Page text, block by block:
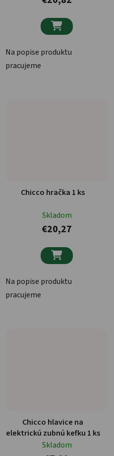

Na popise produktu
pracujeme
Chicco hračka 1 ks
Skladom
€20,27

Na popise produktu
pracujeme
Chicco hlavice na
elektrickú zubnú kefku 1 ks
Skladom